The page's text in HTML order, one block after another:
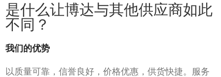
是什么让博达与其他供应商如此
不同？
我们的优势
以质量可靠，信誉良好，价格优惠，供货快捷。服务